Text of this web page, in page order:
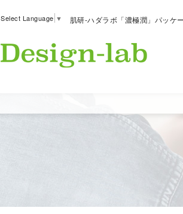
Select Language ▼ 肌研-ハダラボ「濃極潤」パッケ